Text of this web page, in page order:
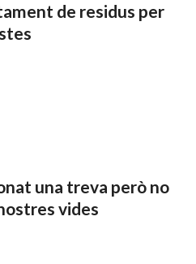
de residus per
una treva però no
vides